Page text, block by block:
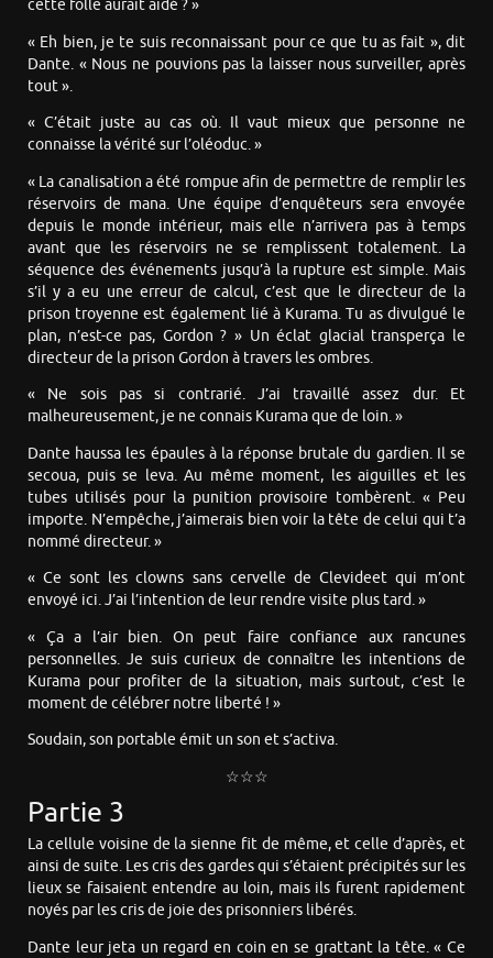
cette folle aurait aidé ? »
« Eh bien, je te suis reconnaissant pour ce que tu as fait », dit
Dante. « Nous ne pouvions pas la laisser nous surveiller, après
tout ».
« C’était juste au cas où. Il vaut mieux que personne ne
connaisse la vérité sur l’oléoduc. »
« La canalisation a été rompue afin de permettre de remplir les
réservoirs de mana. Une équipe d’enquêteurs sera envoyée
depuis le monde intérieur, mais elle n’arrivera pas à temps
avant que les réservoirs ne se remplissent totalement. La
séquence des événements jusqu’à la rupture est simple. Mais
s’il y a eu une erreur de calcul, c’est que le directeur de la
prison troyenne est également lié à Kurama. Tu as divulgué le
plan, n’est-ce pas, Gordon ? » Un éclat glacial transperça le
directeur de la prison Gordon à travers les ombres.
« Ne sois pas si contrarié. J’ai travaillé assez dur. Et
malheureusement, je ne connais Kurama que de loin. »
Dante haussa les épaules à la réponse brutale du gardien. Il se
secoua, puis se leva. Au même moment, les aiguilles et les
tubes utilisés pour la punition provisoire tombèrent. « Peu
importe. N’empêche, j’aimerais bien voir la tête de celui qui t’a
nommé directeur. »
« Ce sont les clowns sans cervelle de Clevideet qui m’ont
envoyé ici. J’ai l’intention de leur rendre visite plus tard. »
« Ça a l’air bien. On peut faire confiance aux rancunes
personnelles. Je suis curieux de connaître les intentions de
Kurama pour profiter de la situation, mais surtout, c’est le
moment de célébrer notre liberté ! »
Soudain, son portable émit un son et s’activa.
☆☆☆
Partie 3
La cellule voisine de la sienne fit de même, et celle d’après, et
ainsi de suite. Les cris des gardes qui s’étaient précipités sur les
lieux se faisaient entendre au loin, mais ils furent rapidement
noyés par les cris de joie des prisonniers libérés.
Dante leur jeta un regard en coin en se grattant la tête. « Ce